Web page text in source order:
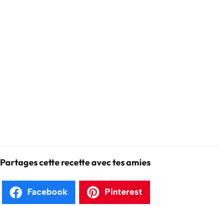
Partages cette recette avec tes amies
Facebook Pinterest